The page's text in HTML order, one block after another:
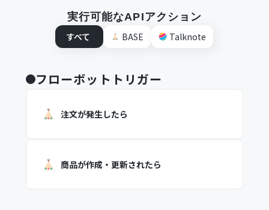
実行可能なAPIアクション
すべて
BASE Talknote
フローボットトリガー
注文が発生したら
商品が作成・更新されたら